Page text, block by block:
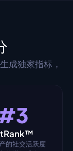
成独家指标，
的社交活跃度